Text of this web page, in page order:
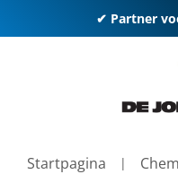
✔ Partner
Startpagina